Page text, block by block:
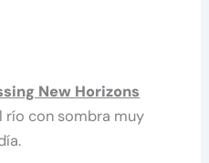
New Horizons
río con sombra muy